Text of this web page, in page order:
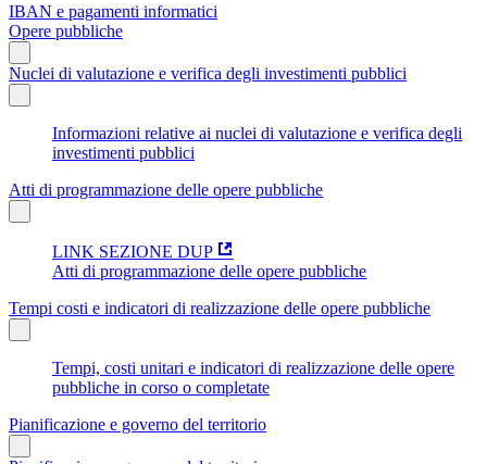
IBAN e pagamenti informatici
Opere pubbliche
Nuclei di valutazione e verifica degli investimenti pubblici
Informazioni relative ai nuclei di valutazione e verifica degli
investimenti pubblici
Atti di programmazione delle opere pubbliche
LINK SEZIONE DUP
Atti di programmazione delle opere pubbliche
Tempi costi e indicatori di realizzazione delle opere pubbliche
Tempi, costi unitari e indicatori di realizzazione delle opere
pubbliche in corso o completate
Pianificazione e governo del territorio